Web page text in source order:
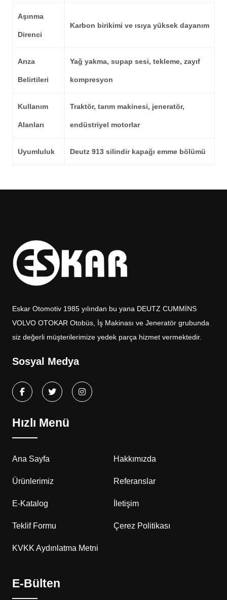
Aşınma
Direnci
Karbon birikimi ve ısıya yüksek dayanım
Arıza
Belirtileri
Yağ yakma, supap sesi, tekleme, zayıf
kompresyon
Kullanım
Alanları
Traktör, tarım makinesi, jeneratör,
endüstriyel motorlar
Uyumluluk Deutz 913 silindir kapağı emme bölümü
Eskar Otomotiv 1985 yılından bu yana DEUTZ CUMMİNS
VOLVO OTOKAR Otobüs, İş Makinası ve Jeneratör grubunda
siz değerli müşterilerimize yedek parça hizmet vermektedir.
Sosyal Medya
Hızlı Menü
Ana Sayfa Hakkımızda
Ürünlerimiz Referanslar
E-Katalog İletişim
Teklif Formu Çerez Politikası
KVKK Aydınlatma Metni
E-Bülten